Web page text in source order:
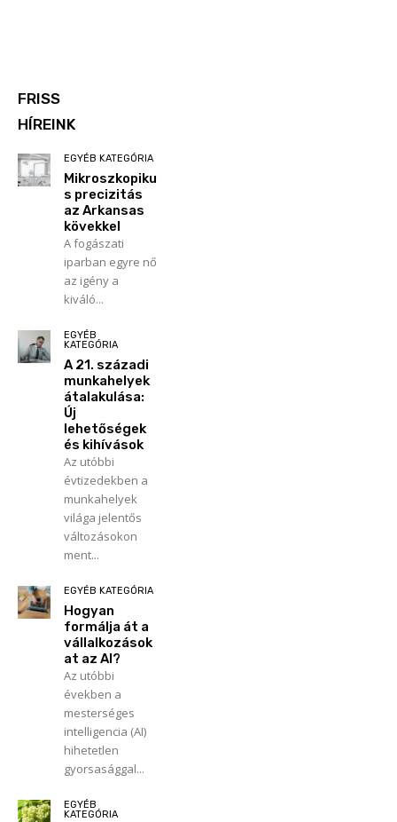
FRISS
HÍREINK
EGYÉB KATEGÓRIA
Mikroszkopiku
s precizitás
az Arkansas
kövekkel
A fogászati
iparban egyre nő
az igény a
kiváló...
EGYÉB
KATEGÓRIA
A 21. századi
munkahelyek
átalakulása:
Új
lehetőségek
és kihívások
Az utóbbi
évtizedekben a
munkahelyek
világa jelentős
változásokon
ment...
EGYÉB KATEGÓRIA
Hogyan
formálja át a
vállalkozások
at az AI?
Az utóbbi
években a
mesterséges
intelligencia (AI)
hihetetlen
gyorsasággal...
EGYÉB
KATEGÓRIA